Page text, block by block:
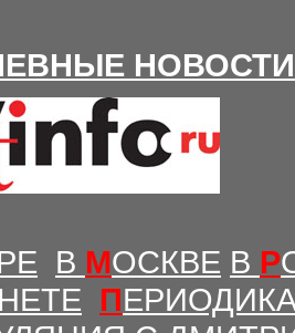
НОВОСТИ
В МОСКВЕ В Р
П